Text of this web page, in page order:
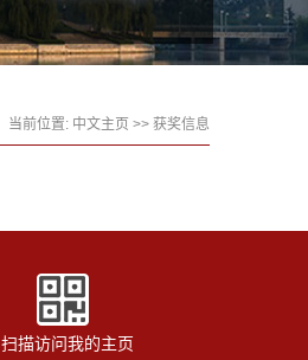
当前位置: 中文主页 >> 获奖信息
扫描访问我的主页